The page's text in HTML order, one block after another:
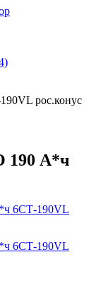
рос.конус
190 А*ч